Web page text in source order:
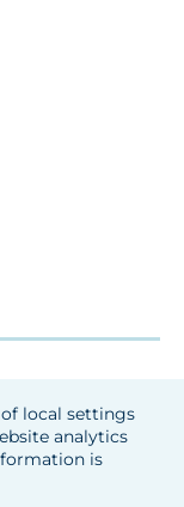
local settings
analytics
is